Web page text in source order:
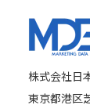
URL:
お問合せ窓口
〒105-
株式会社日
東京都港区